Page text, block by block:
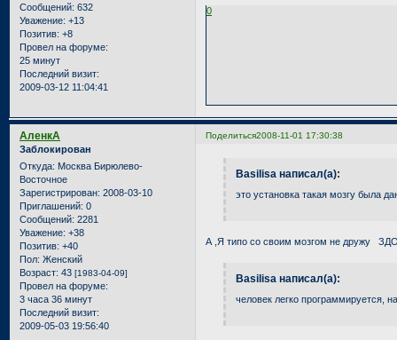
Сообщений: 632
Уважение: +13
Позитив: +8
Провел на форуме:
25 минут
Последний визит:
2009-03-12 11:04:41
0
Поделиться2008-11-01 17:30:38
АленкА
Заблокирован
Откуда: Москва Бирюлево-
Восточное
Зарегистрирован: 2008-03-10
Приглашений: 0
Сообщений: 2281
Уважение: +38
Позитив: +40
Пол: Женский
Возраст: 43 [1983-04-09]
Провел на форуме:
3 часа 36 минут
Последний визит:
2009-05-03 19:56:40
Basilisa написал(а):
это установка такая мозгу была
А ,Я типо со своим мозгом не дружу
Basilisa написал(а):
человек легко программируется,